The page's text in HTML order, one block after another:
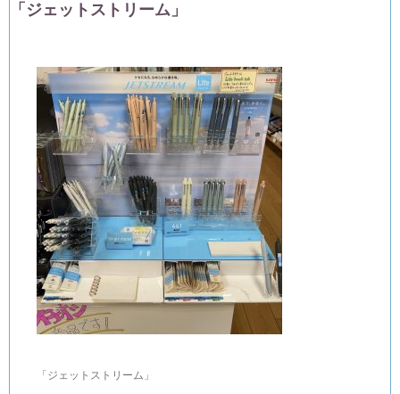
「ジェットストリーム」
「ジェットストリーム」